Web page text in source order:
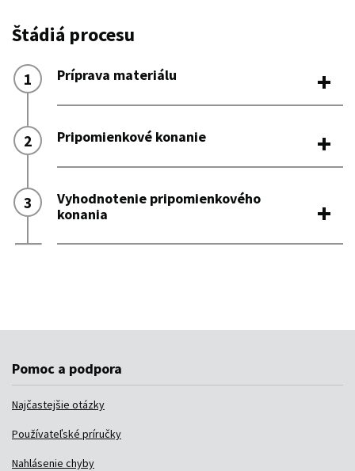
Pomoc a podpora
Najčastejšie otázky
Používateľské príručky
Nahlásenie chyby